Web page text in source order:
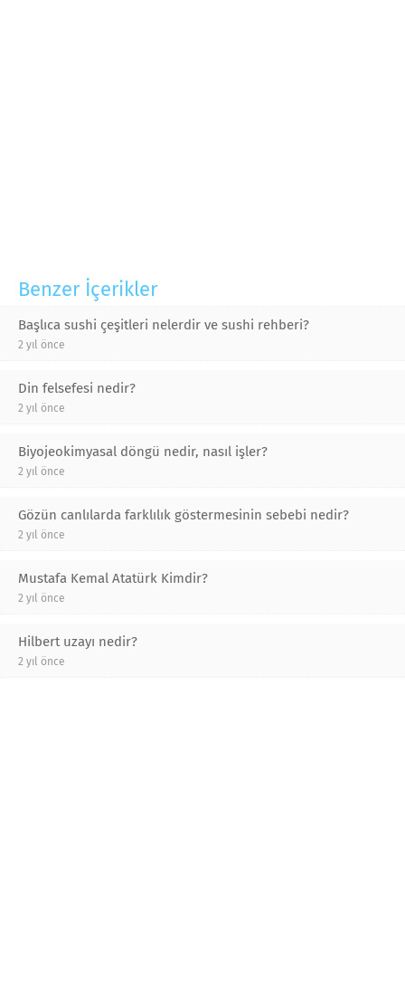
Benzer İçerikler
Başlıca sushi çeşitleri nelerdir ve sushi rehberi?
2 yıl önce
Din felsefesi nedir?
2 yıl önce
Biyojeokimyasal döngü nedir, nasıl işler?
2 yıl önce
Gözün canlılarda farklılık göstermesinin sebebi nedir?
2 yıl önce
Mustafa Kemal Atatürk Kimdir?
2 yıl önce
Hilbert uzayı nedir?
2 yıl önce